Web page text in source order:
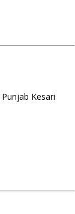
Punjab Kesari